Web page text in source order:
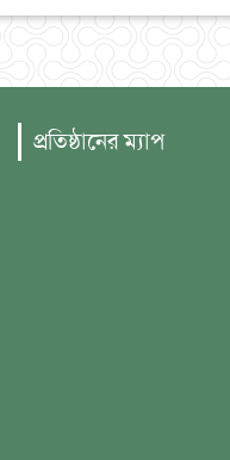
প্রতিষ্ঠানের ম্যাপ